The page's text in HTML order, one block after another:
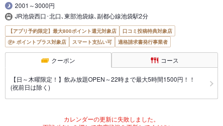
2001～3000円
JR池袋西口･北口､東部池袋線､副都心線池袋駅2分
【アプリ予約限定】最大800ポイント還元対象店
口コミ投稿特典対象店
ポイントプラス対象店
スマート支払い可 適格請求書発行事業者
クーポン コース
【日～木曜限定！】飲み放題OPEN～22時まで最大5時間1500円！！
(祝前日は除く)
カレンダーの更新に失敗しました。